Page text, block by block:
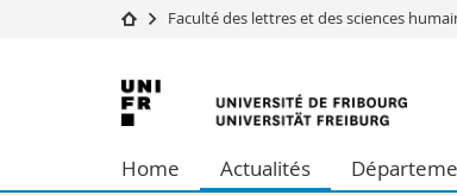
Université
Recherche
Faculté des lettres et des sciences
Université
de
Home Actualités